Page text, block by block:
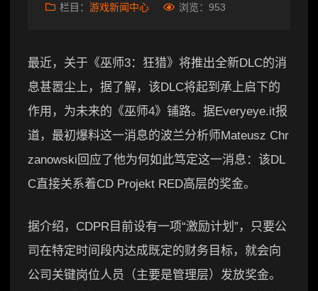
栏目： 游戏新闻中心 浏览： 953
最近，关于《巫师3：狂猎》将推出全新DLC的消
息甚嚣尘上，据了解，该DLC将起到承上启下的
作用，为未来的《巫师4》铺路。据Everyeye.it报
道，最初爆料这一消息的波兰分析师Mateusz Chr
zanowski回应了他为何如此笃定这一消息：该DL
C直接关系着CD Projekt RED高层的奖金。
据介绍，CDPR目前设有一项“激励计划”，只要公
司在特定时间段内达成既定的财务目标，就会向
公司关键岗位人员（主要是管理层）发放奖金。